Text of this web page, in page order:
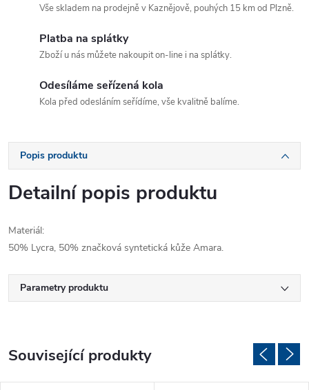
Vše skladem na prodejně v Kaznějově, pouhých 15 km od Plzně.
Platba na splátky
Zboží u nás můžete nakoupit on-line i na splátky.
Odesíláme seřízená kola
Kola před odesláním seřídíme, vše kvalitně balíme.
Popis produktu
Detailní popis produktu
Materiál:
50% Lycra, 50% značková syntetická kůže Amara.
Parametry produktu
Související produkty